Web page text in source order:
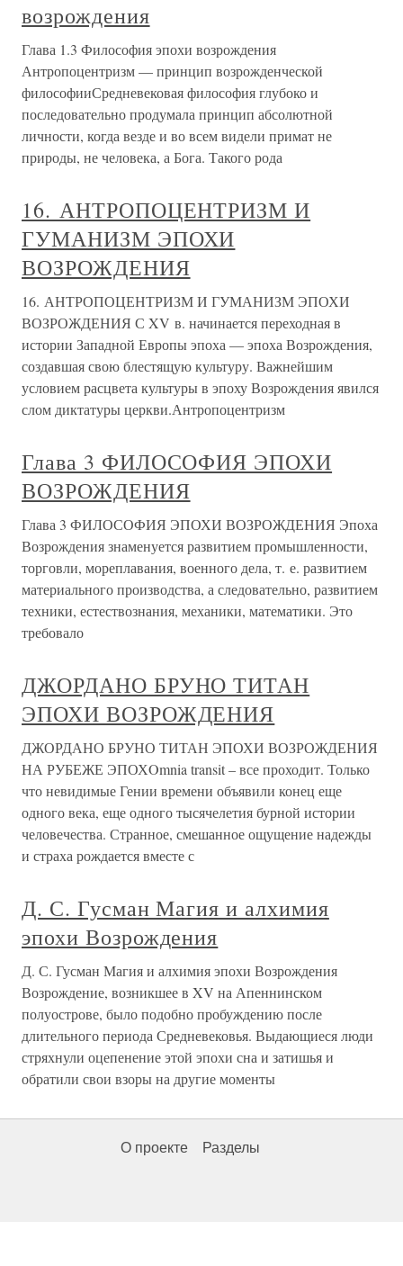
возрождения
Глава 1.3 Философия эпохи возрождения
Антропоцентризм — принцип возрожденческой
философииСредневековая философия глубоко и
последовательно продумала принцип абсолютной
личности, когда везде и во всем видели примат не
природы, не человека, а Бога. Такого рода
16. АНТРОПОЦЕНТРИЗМ И
ГУМАНИЗМ ЭПОХИ
ВОЗРОЖДЕНИЯ
16. АНТРОПОЦЕНТРИЗМ И ГУМАНИЗМ ЭПОХИ
ВОЗРОЖДЕНИЯ С XV в. начинается переходная в
истории Западной Европы эпоха — эпоха Возрождения,
создавшая свою блестящую культуру. Важнейшим
условием расцвета культуры в эпоху Возрождения явился
слом диктатуры церкви.Антропоцентризм
Глава 3 ФИЛОСОФИЯ ЭПОХИ
ВОЗРОЖДЕНИЯ
Глава 3 ФИЛОСОФИЯ ЭПОХИ ВОЗРОЖДЕНИЯ Эпоха
Возрождения знаменуется развитием промышленности,
торговли, мореплавания, военного дела, т. е. развитием
материального производства, а следовательно, развитием
техники, естествознания, механики, математики. Это
требовало
ДЖОРДАНО БРУНО ТИТАН
ЭПОХИ ВОЗРОЖДЕНИЯ
ДЖОРДАНО БРУНО ТИТАН ЭПОХИ ВОЗРОЖДЕНИЯ
НА РУБЕЖЕ ЭПОХOmnia transit – все проходит. Только
что невидимые Гении времени объявили конец еще
одного века, еще одного тысячелетия бурной истории
человечества. Странное, смешанное ощущение надежды
и страха рождается вместе с
Д. С. Гусман Магия и алхимия
эпохи Возрождения
Д. С. Гусман Магия и алхимия эпохи Возрождения
Возрождение, возникшее в XV на Апеннинском
полуострове, было подобно пробуждению после
длительного периода Средневековья. Выдающиеся люди
стряхнули оцепенение этой эпохи сна и затишья и
обратили свои взоры на другие моменты
О проекте Разделы